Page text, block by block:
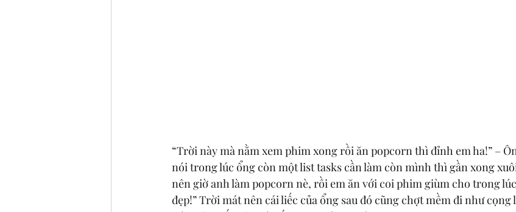
“Trời này mà nằm xem phim xong rồi ăn popcorn thì đỉnh em ha!” –
nói trong lúc ổng còn một list tasks cần làm còn mình thì gần xong
nên giờ anh làm popcorn nè, rồi em ăn với coi phim giùm cho trong
đẹp!” Trời mát nên cái liếc của ổng sau đó cũng chợt mềm đi như cọng